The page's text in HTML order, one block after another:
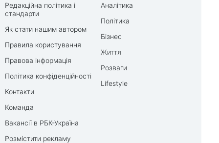
Редакційна політика і
стандарти
Як стати нашим автором
Правила користування
Правова інформація
Політика конфіденційності
Контакти
Команда
Вакансії в РБК-Україна
Розмістити рекламу
Аналітика
Політика
Бізнес
Життя
Розваги
Lifestyle